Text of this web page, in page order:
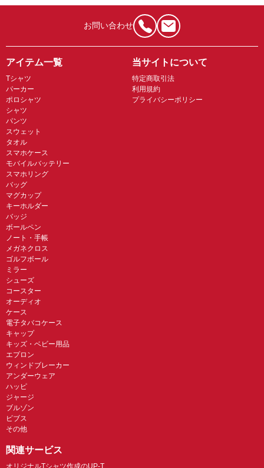
お問い合わせ
アイテム一覧
Tシャツ
パーカー
ポロシャツ
シャツ
パンツ
スウェット
タオル
スマホケース
モバイルバッテリー
スマホリング
バッグ
マグカップ
キーホルダー
バッジ
ボールペン
ノート・手帳
メガネクロス
ゴルフボール
ミラー
シューズ
コースター
オーディオ
ケース
電子タバコケース
キャップ
キッズ・ベビー用品
エプロン
ウィンドブレーカー
アンダーウェア
ハッピ
ジャージ
ブルゾン
ビブス
その他
当サイトについて
特定商取引法
利用規約
プライバシーポリシー
関連サービス
オリジナルTシャツ作成のUP-T